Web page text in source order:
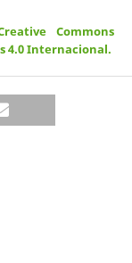
Commons
4.0 Internacional.